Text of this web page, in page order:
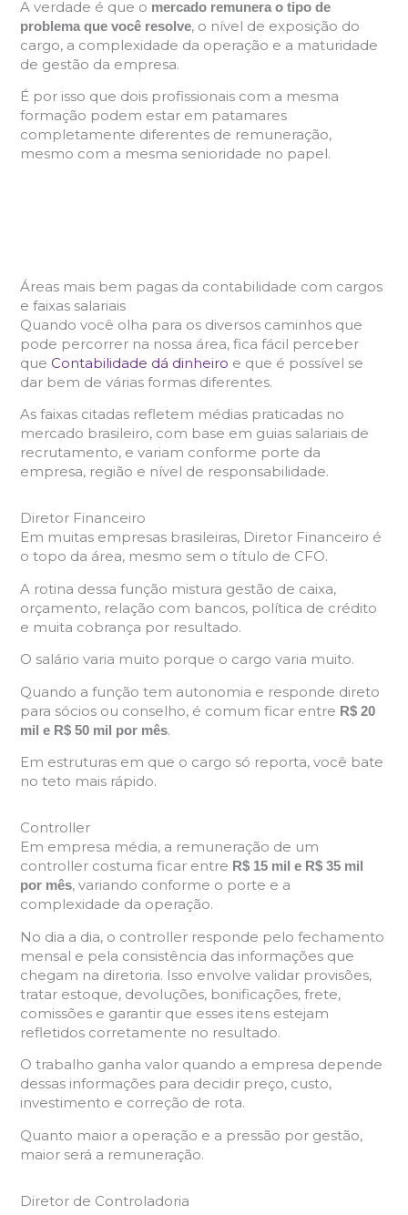
A verdade é que o mercado remunera o tipo de
problema que você resolve, o nível de exposição do
cargo, a complexidade da operação e a maturidade
de gestão da empresa.
É por isso que dois profissionais com a mesma
formação podem estar em patamares
completamente diferentes de remuneração,
mesmo com a mesma senioridade no papel.
Áreas mais bem pagas da contabilidade com cargos
e faixas salariais
Quando você olha para os diversos caminhos que
pode percorrer na nossa área, fica fácil perceber
que Contabilidade dá dinheiro e que é possível se
dar bem de várias formas diferentes.
As faixas citadas refletem médias praticadas no
mercado brasileiro, com base em guias salariais de
recrutamento, e variam conforme porte da
empresa, região e nível de responsabilidade.
Diretor Financeiro
Em muitas empresas brasileiras, Diretor Financeiro é
o topo da área, mesmo sem o título de CFO.
A rotina dessa função mistura gestão de caixa,
orçamento, relação com bancos, política de crédito
e muita cobrança por resultado.
O salário varia muito porque o cargo varia muito.
Quando a função tem autonomia e responde direto
para sócios ou conselho, é comum ficar entre R$ 20
mil e R$ 50 mil por mês.
Em estruturas em que o cargo só reporta, você bate
no teto mais rápido.
Controller
Em empresa média, a remuneração de um
controller costuma ficar entre R$ 15 mil e R$ 35 mil
por mês, variando conforme o porte e a
complexidade da operação.
No dia a dia, o controller responde pelo fechamento
mensal e pela consistência das informações que
chegam na diretoria. Isso envolve validar provisões,
tratar estoque, devoluções, bonificações, frete,
comissões e garantir que esses itens estejam
refletidos corretamente no resultado.
O trabalho ganha valor quando a empresa depende
dessas informações para decidir preço, custo,
investimento e correção de rota.
Quanto maior a operação e a pressão por gestão,
maior será a remuneração.
Diretor de Controladoria